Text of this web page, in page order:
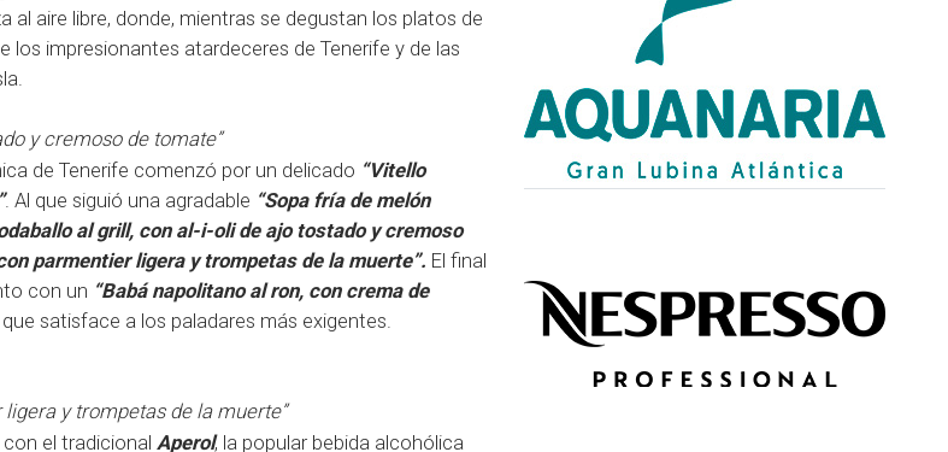
aire libre, donde, mientras se degustan los platos de
impresionantes atardeceres de Tenerife y de las
y cremoso de tomate”
de Tenerife comenzó por un delicado “Vitello
. Al que siguió una agradable “Sopa fría de melón
al grill, con al-i-oli de ajo tostado y cremoso
parmentier ligera y trompetas de la muerte”. El final
con un “Babá napolitano al ron, con crema de
satisface a los paladares más exigentes.
y trompetas de la muerte”
el tradicional Aperol, la popular bebida alcohólica